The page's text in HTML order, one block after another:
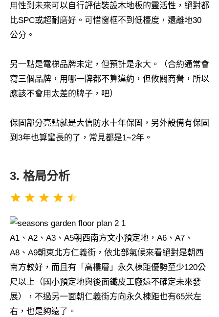
用性到未來可以自行評估裝設木地板的靈活性，絕對都
比SPC或超耐磨好。可惜窗框不到低檯度，還離地30
公分。
另一點是電梯品牌未定，但預計是永大。（合約通常會
寫三個品牌，用哪一牌都不算違約，但攸關商譽，所以
應該不會用太差的牌子，吧）
保固部分亮點就是大信防水十年保固，另外設備有保固
到3年也算蠻長的了，常見都是1~2年。
3. 格局分析
⭐⭐ ⭐⭐⭐
A1、A2、A3、A5朝西南方文小預定地，A6、A7、
A8、A9朝東北方仁義街，依北部氣候來看絕對是朝西
南方較好，而且有「高樓層」永久棟距優勢至少120公
尺以上（國小預定地與後面鐵皮工廠還不確定未來發
展），不過另一面朝仁義街方向永久棟距也有65米左
右，也是夠遠了。